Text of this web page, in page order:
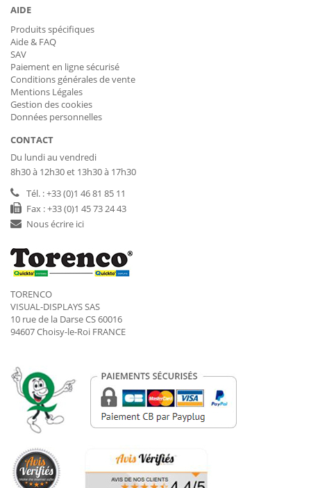
AIDE
Produits spécifiques
Aide & FAQ
SAV
Paiement en ligne sécurisé
Conditions générales de vente
Mentions Légales
Gestion des cookies
Données personnelles
CONTACT
Du lundi au vendredi
8h30 à 12h30 et 13h30 à 17h30
Tél. : +33 (0)1 46 81 85 11
Fax : +33 (0)1 45 73 24 43
Nous écrire ici
TORENCO
VISUAL-DISPLAYS SAS
10 rue de la Darse CS 60016
94607 Choisy-le-Roi FRANCE